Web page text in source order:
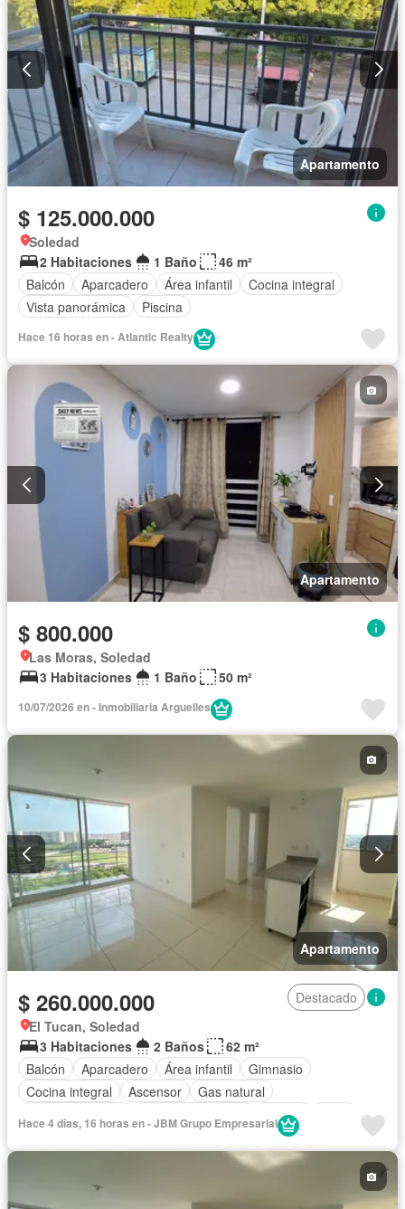
Apartamento
$ 125.000.000
Soledad
2 Habitaciones
1 Baño
46 m²
Balcón
Aparcadero Área infantil
Cocina integral
Vista panorámica
Piscina
Hace 16 horas en - Atlantic Realty
Apartamento
$ 800.000
Las Moras, Soledad
3 Habitaciones
1 Baño 50 m²
10/07/2026 en - Inmobiliaria Arguelles
Apartamento
$ 260.000.000
Destacado
El Tucan, Soledad
3 Habitaciones
2 Baños
62 m²
Balcón
Aparcadero Área infantil
Gimnasio
Cocina integral
Ascensor
Gas natural
Piscina
Hace 4 días, 16 horas en - JBM Grupo Empresarial